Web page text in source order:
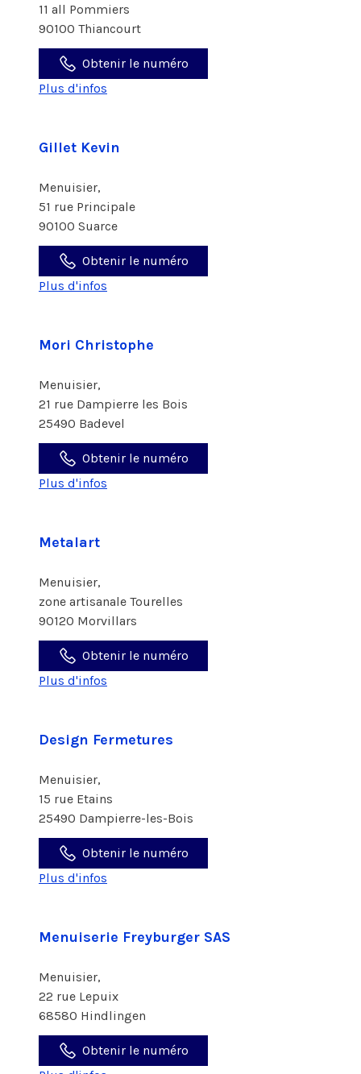
11 all Pommiers
90100 Thiancourt
Obtenir le numéro
Plus d'infos
Gillet Kevin
Menuisier,
51 rue Principale
90100 Suarce
Obtenir le numéro
Plus d'infos
Mori Christophe
Menuisier,
21 rue Dampierre les Bois
25490 Badevel
Obtenir le numéro
Plus d'infos
Metalart
Menuisier,
zone artisanale Tourelles
90120 Morvillars
Obtenir le numéro
Plus d'infos
Design Fermetures
Menuisier,
15 rue Etains
25490 Dampierre-les-Bois
Obtenir le numéro
Plus d'infos
Menuiserie Freyburger SAS
Menuisier,
22 rue Lepuix
68580 Hindlingen
Obtenir le numéro